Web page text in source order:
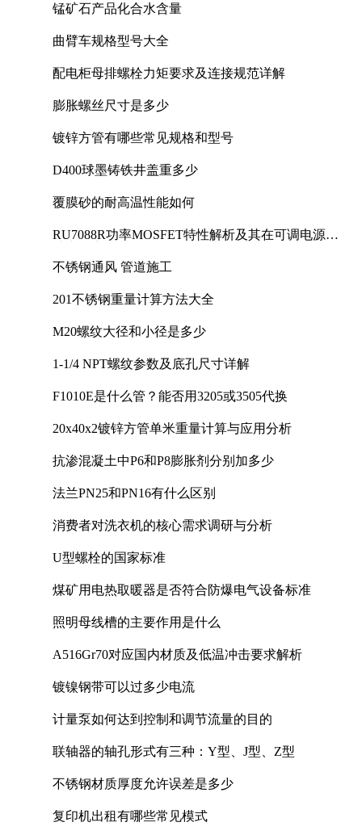
锰矿石产品化合水含量
曲臂车规格型号大全
配电柜母排螺栓力矩要求及连接规范详解
膨胀螺丝尺寸是多少
镀锌方管有哪些常见规格和型号
D400球墨铸铁井盖重多少
覆膜砂的耐高温性能如何
RU7088R功率MOSFET特性解析及其在可调电源设
不锈钢通风 管道施工
201不锈钢重量计算方法大全
M20螺纹大径和小径是多少
1-1/4 NPT螺纹参数及底孔尺寸详解
F1010E是什么管？能否用3205或3505代换
20x40x2镀锌方管单米重量计算与应用分析
抗渗混凝土中P6和P8膨胀剂分别加多少
法兰PN25和PN16有什么区别
消费者对洗衣机的核心需求调研与分析
U型螺栓的国家标准
煤矿用电热取暖器是否符合防爆电气设备标准
照明母线槽的主要作用是什么
A516Gr70对应国内材质及低温冲击要求解析
镀镍钢带可以过多少电流
计量泵如何达到控制和调节流量的目的
联轴器的轴孔形式有三种：Y型、J型、Z型
不锈钢材质厚度允许误差是多少
复印机出租有哪些常见模式